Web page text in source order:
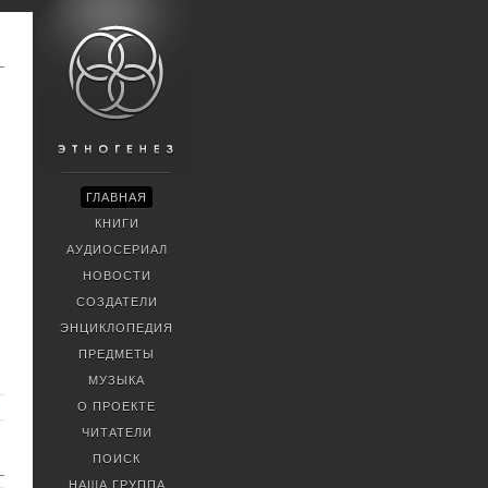
ГЛАВНАЯ
КНИГИ
АУДИОСЕРИАЛ
НОВОСТИ
СОЗДАТЕЛИ
ЭНЦИКЛОПЕДИЯ
ПРЕДМЕТЫ
МУЗЫКА
О ПРОЕКТЕ
ЧИТАТЕЛИ
ПОИСК
НАША ГРУППА